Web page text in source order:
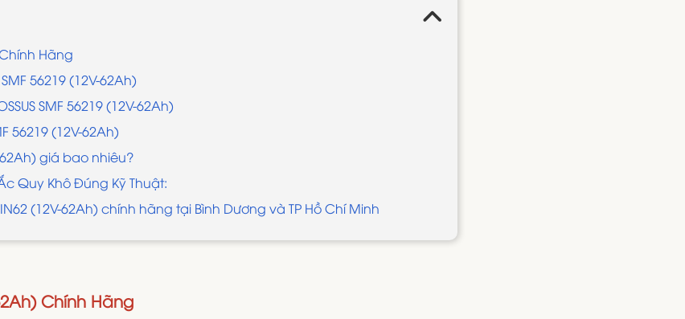
Hãng
56219 (12V-62Ah)
SMF 56219 (12V-62Ah)
56219 (12V-62Ah)
62Ah) giá bao nhiêu?
Quy Khô Đúng Kỹ Thuật:
(12V-62Ah) chính hãng tại Bình Dương và TP Hồ Chí Minh
Chính Hãng